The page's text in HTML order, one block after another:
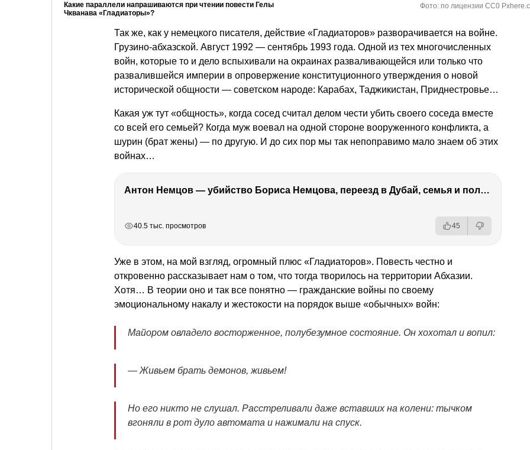
Какие параллели напрашиваются при чтении повести Гелы
Чкванава «Гладиаторы»?
Фото: по лицензии CC0
Так же, как у немецкого писателя, действие «Гладиаторов» разворачивается на войне.
Грузино-абхазской. Август 1992 — сентябрь 1993 года. Одной из тех многочисленных
войн, которые то и дело вспыхивали на окраинах разваливающейся или только что
развалившейся империи в опровержение конституционного утверждения о новой
исторической общности — советском народе: Карабах, Таджикистан, Приднестровье…
Какая уж тут «общность», когда сосед считал делом чести убить своего соседа вместе
со всей его семьей? Когда муж воевал на одной стороне вооруженного конфликта, а
шурин (брат жены) — по другую. И до сих пор мы так непоправимо мало знаем об этих
войнах…
Антон Немцов — убийство Бориса Немцова, переезд в Дубай, семья и политика
40.5 тыс. просмотров 45
Уже в этом, на мой взгляд, огромный плюс «Гладиаторов». Повесть честно и
откровенно рассказывает нам о том, что тогда творилось на территории Абхазии.
Хотя… В теории оно и так все понятно — гражданские войны по своему
эмоциональному накалу и жестокости на порядок выше «обычных» войн:
Майором овладело восторженное, полубезумное состояние. Он хохотал и вопил:
— Живьем брать демонов, живьем!
Но его никто не слушал. Расстреливали даже вставших на колени: тычком
вгоняли в рот дуло автомата и нажимали на спуск.